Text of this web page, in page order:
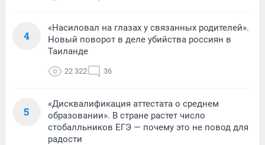
4
«Насиловал на глазах у связанных родителей».
Новый поворот в деле убийства россиян в
Таиланде
22 322 36
5
«Дисквалификация аттестата о среднем
образовании». В стране растет число
стобалльников ЕГЭ — почему это не повод для
радости